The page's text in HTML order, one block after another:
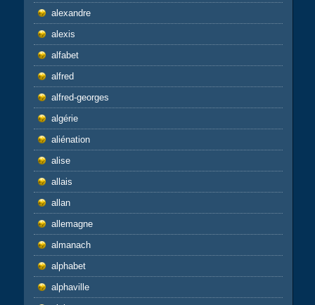
alexandre
alexis
alfabet
alfred
alfred-georges
algérie
aliénation
alise
allais
allan
allemagne
almanach
alphabet
alphaville